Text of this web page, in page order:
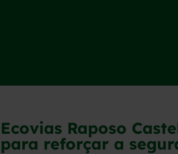
Ecovias Raposo
para reforçar a